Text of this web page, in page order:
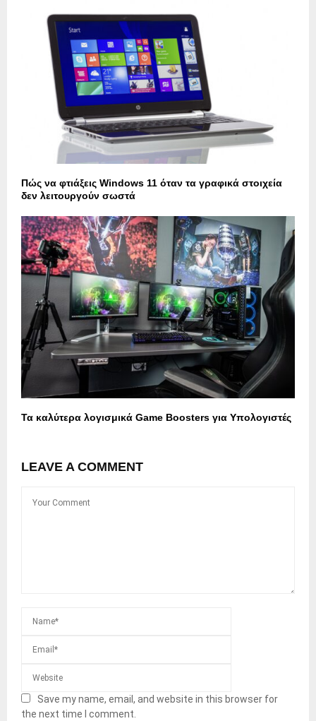
Πώς να φτιάξεις Windows 11 όταν τα γραφικά στοιχεία
δεν λειτουργούν σωστά
Τα καλύτερα λογισμικά Game Boosters για Υπολογιστές
LEAVE A COMMENT
Save my name, email, and website in this browser for
the next time I comment.